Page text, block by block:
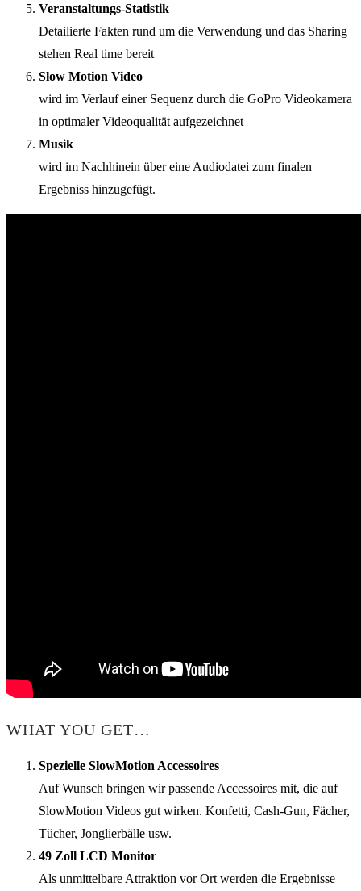
Veranstaltungs-Statistik
Detailierte Fakten rund um die Verwendung und das Sharing
stehen Real time bereit
Slow Motion Video
wird im Verlauf einer Sequenz durch die GoPro Videokamera
in optimaler Videoqualität aufgezeichnet
Musik
wird im Nachhinein über eine Audiodatei zum finalen
Ergebniss hinzugefügt.
WHAT YOU GET…
Spezielle SlowMotion Accessoires
Auf Wunsch bringen wir passende Accessoires mit, die auf
SlowMotion Videos gut wirken. Konfetti, Cash-Gun, Fächer,
Tücher, Jonglierbälle usw.
49 Zoll LCD Monitor
Als unmittelbare Attraktion vor Ort werden die Ergebnisse